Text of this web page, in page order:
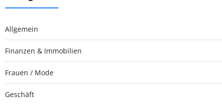
Allgemein
Finanzen & Immobilien
Frauen / Mode
Geschäft